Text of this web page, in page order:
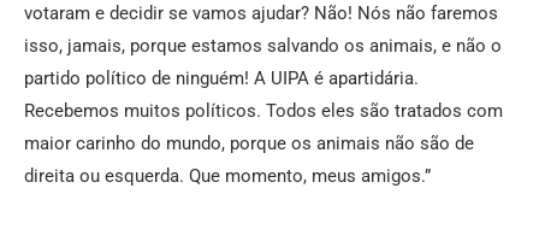
votaram e decidir se vamos ajudar? Não! Nós não faremos
isso, jamais, porque estamos salvando os animais, e não o
partido político de ninguém! A UIPA é apartidária.
Recebemos muitos políticos. Todos eles são tratados com
maior carinho do mundo, porque os animais não são de
direita ou esquerda. Que momento, meus amigos.”